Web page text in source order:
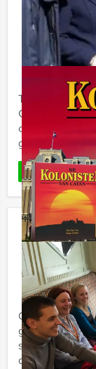
Tijdens het
Guides gaat u
collega's eens
geheimen en ...
LEES MEER
Op zoek naar
groep?
sportquiz aan
de stad. ...